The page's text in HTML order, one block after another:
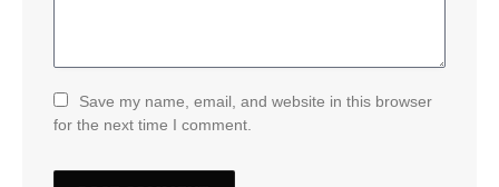
Save my name, email, and website in this browser
for the next time I comment.